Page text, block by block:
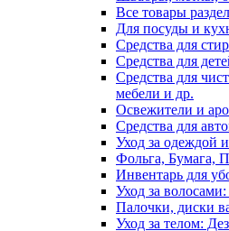
Все товары
Для посуды и
Средства для
Средства для
Средства для
мебели и др.
Освежители и
Средства для
Уход за одеждой
Фольга, Бумага,
Инвентарь для
Уход за
Палочки, диски
Уход за телом: